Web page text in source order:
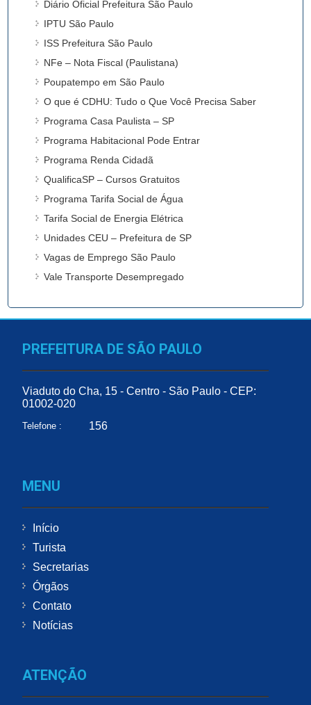
Diário Oficial Prefeitura São Paulo
IPTU São Paulo
ISS Prefeitura São Paulo
NFe – Nota Fiscal (Paulistana)
Poupatempo em São Paulo
O que é CDHU: Tudo o Que Você Precisa Saber
Programa Casa Paulista – SP
Programa Habitacional Pode Entrar
Programa Renda Cidadã
QualificaSP – Cursos Gratuitos
Programa Tarifa Social de Água
Tarifa Social de Energia Elétrica
Unidades CEU – Prefeitura de SP
Vagas de Emprego São Paulo
Vale Transporte Desempregado
PREFEITURA DE SÃO PAULO
Viaduto do Cha, 15 - Centro - São Paulo - CEP:
01002-020
Telefone : 156
MENU
Início
Turista
Secretarias
Órgãos
Contato
Notícias
ATENÇÃO